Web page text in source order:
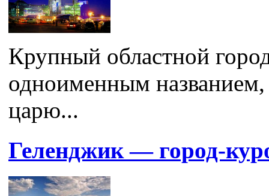
Крупный областной
одноименным названием,
царю...
Геленджик — город-